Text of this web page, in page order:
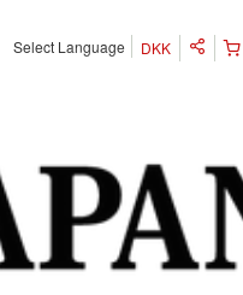
DKK
Select Language